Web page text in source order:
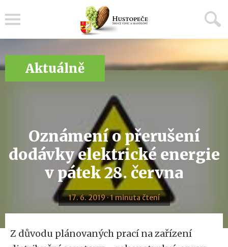
Aktuálně
Oznámení o přerušení
dodávky elektrické energie
v pátek 28. června
17. 6. 2019 · 1 minuta čtení
Z důvodu plánovaných prací na zařízení